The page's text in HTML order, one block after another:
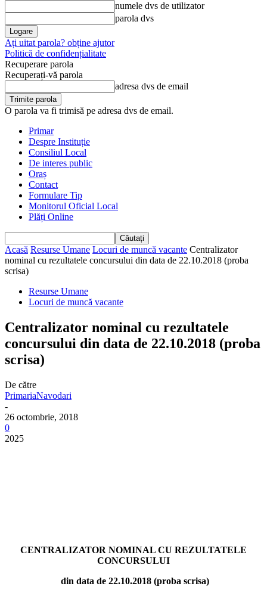
numele dvs de utilizator
parola dvs
Ați uitat parola? obține ajutor
Politică de confidențialitate
Recuperare parola
Recuperați-vă parola
adresa dvs de email
O parola va fi trimisă pe adresa dvs de email.
Primar
Despre Instituție
Consiliul Local
De interes public
Oraș
Contact
Formulare Tip
Monitorul Oficial Local
Plăți Online
Acasă Resurse Umane Locuri de muncă vacante Centralizator
nominal cu rezultatele concursului din data de 22.10.2018 (proba
scrisa)
Resurse Umane
Locuri de muncă vacante
Centralizator nominal cu rezultatele
concursului din data de 22.10.2018 (proba
scrisa)
De către
PrimariaNavodari
-
26 octombrie, 2018
0
2025
CENTRALIZATOR NOMINAL CU REZULTATELE
CONCURSULUI
din data de 22.10.2018 (proba scrisa)